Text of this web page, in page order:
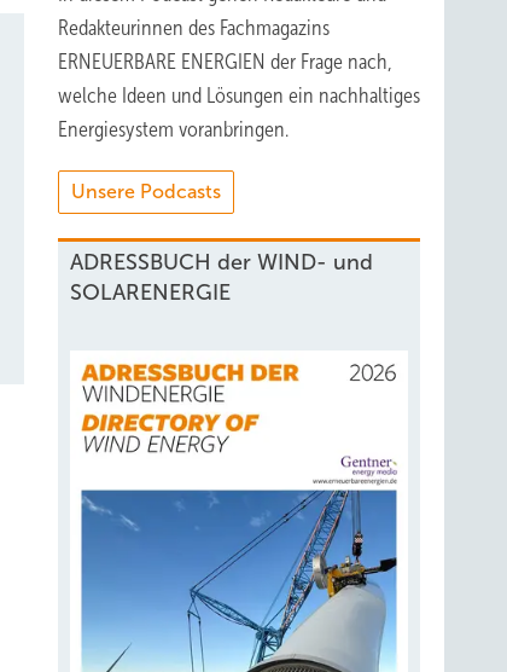
Redakteurinnen des Fachmagazins
ERNEUERBARE ENERGIEN der Frage nach,
welche Ideen und Lösungen ein nachhaltiges
Energiesystem voranbringen.
Unsere Podcasts
ADRESSBUCH der WIND- und
SOLARENERGIE